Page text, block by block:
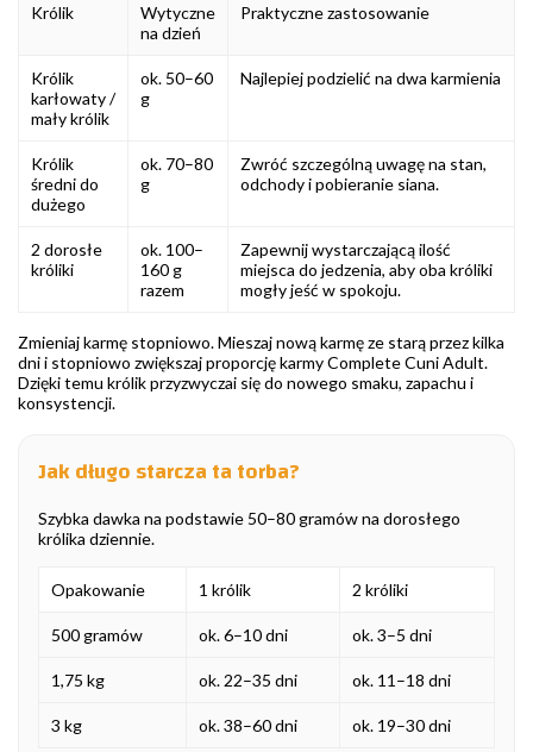
Królik
Wytyczne
na dzień
Praktyczne zastosowanie
Królik
karłowaty /
mały królik
ok. 50–60
g
Najlepiej podzielić na dwa karmienia
Królik
średni do
dużego
ok. 70–80
g
Zwróć szczególną uwagę na stan,
odchody i pobieranie siana.
2 dorosłe
króliki
ok. 100–
160 g
razem
Zapewnij wystarczającą ilość
miejsca do jedzenia, aby oba króliki
mogły jeść w spokoju.
Zmieniaj karmę stopniowo. Mieszaj nową karmę ze starą przez kilka
dni i stopniowo zwiększaj proporcję karmy Complete Cuni Adult.
Dzięki temu królik przyzwyczai się do nowego smaku, zapachu i
konsystencji.
Jak długo starcza ta torba?
Szybka dawka na podstawie 50–80 gramów na dorosłego
królika dziennie.
Opakowanie 1 królik 2 króliki
500 gramów ok. 6–10 dni ok. 3–5 dni
1,75 kg ok. 22–35 dni ok. 11–18 dni
3 kg ok. 38–60 dni ok. 19–30 dni